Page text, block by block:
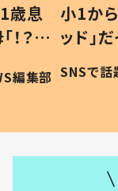
歳息
？」
編集部
小1か
ッド」
作り
#令和の
SNSで話